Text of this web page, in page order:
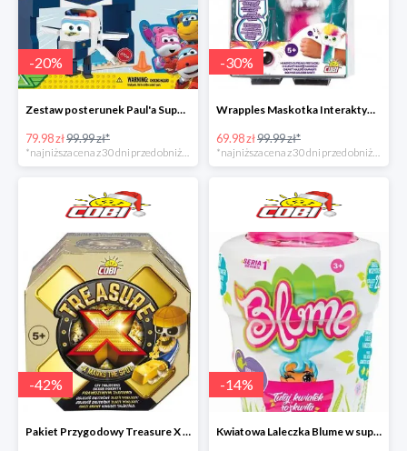
-20%
Zestaw posterunek Paul'a Super Wings w super cenie
79.98 zł99.99 zł*
-30%
Wrapples Maskotka Interaktywna w super cenie
69.98 zł99.99 zł*
-42%
Pakiet Przygodowy Treasure X w super cenie
-14%
Kwiatowa Laleczka Blume w super cenie